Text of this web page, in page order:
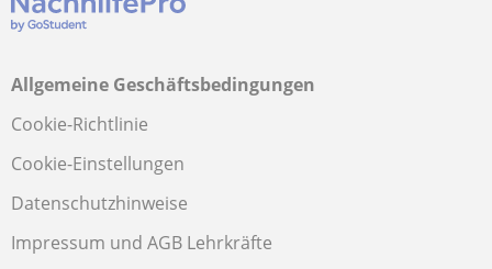
Allgemeine Geschäftsbedingungen
Cookie-Richtlinie
Cookie-Einstellungen
Datenschutzhinweise
Impressum und AGB Lehrkräfte